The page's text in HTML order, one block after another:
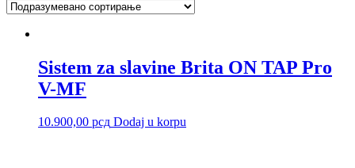
Sistem za slavine Brita ON TAP Pro
V-MF
10.900,00 рсд Dodaj u korpu